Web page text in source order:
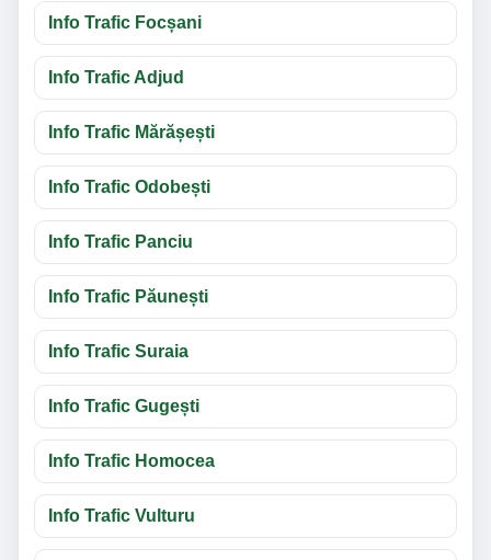
Info Trafic Focșani
Info Trafic Adjud
Info Trafic Mărășești
Info Trafic Odobești
Info Trafic Panciu
Info Trafic Păunești
Info Trafic Suraia
Info Trafic Gugești
Info Trafic Homocea
Info Trafic Vulturu